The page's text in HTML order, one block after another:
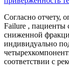
Согласно отчету,
Failure , пациенты
сниженной
индивидуально
соответствии с